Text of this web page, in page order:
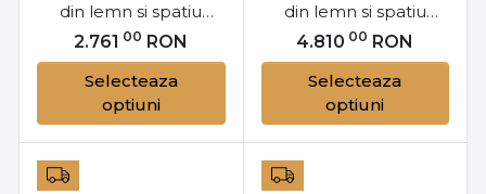
din lemn si spatiu
pentru depozitare,
140x200 cm, Latina
L141, Eltap
2.761 00 RON
Selecteaza
optiuni
din lemn si spatiu
pentru depozitare,
180x200 cm, Lamica
L181, Eltap
4.810 00 RON
Selecteaza
optiuni